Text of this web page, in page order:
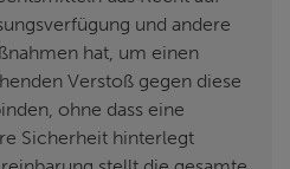
und andere
hat, um einen
Verstoß gegen diese
ohne dass eine
Sicherheit hinterlegt